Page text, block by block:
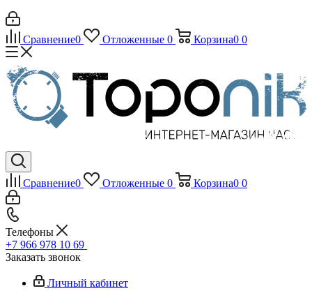
Сравнение0 Отложенные 0 Корзина0 0
Сравнение0 Отложенные 0 Корзина0 0
Телефоны
+7 966 978 10 69
Заказать звонок
Личный кабинет